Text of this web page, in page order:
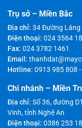
Trụ sở – Miền Bắc
Địa chỉ: 34 Đường Láng
Điện thoại: 024 3564
Fax: 024 3782 1461
Email:
Hotline: 0913 985 808 -
Chi nhánh – Miền
Địa chỉ: Số 36, đường
Vinh, tỉnh Nghệ An
Điện thoại: 0386 253